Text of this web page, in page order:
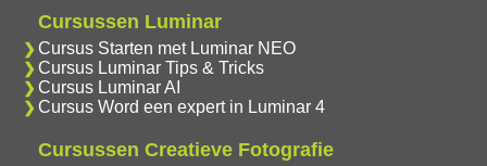
Cursussen Luminar
Cursus Starten met Luminar NEO
Cursus Luminar Tips & Tricks
Cursus Luminar AI
Cursus Word een expert in Luminar 4
Cursussen Creatieve Fotografie